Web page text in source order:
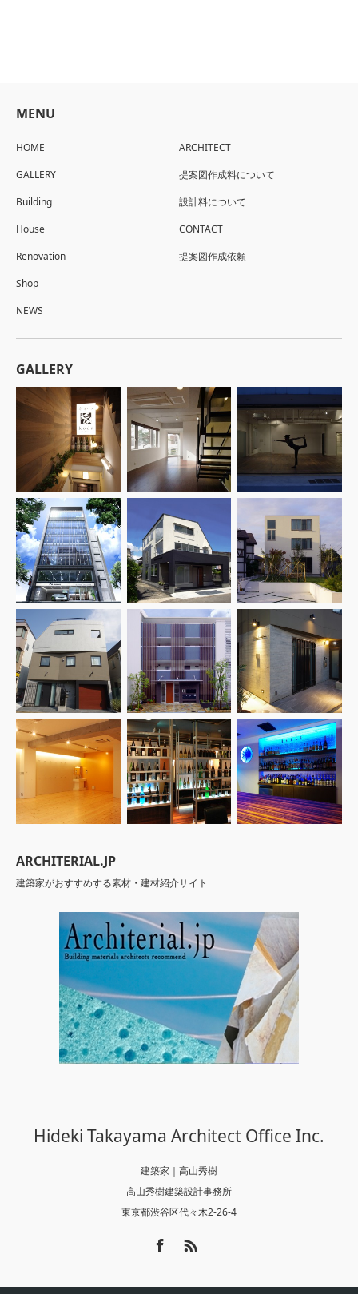
MENU
HOME
GALLERY
Building
House
Renovation
Shop
NEWS
ARCHITECT
提案図作成料について
設計料について
CONTACT
提案図作成依頼
GALLERY
ARCHITERIAL.JP
建築家がおすすめする素材・建材紹介サイト
Hideki Takayama Architect Office Inc.
建築家｜高山秀樹
高山秀樹建築設計事務所
東京都渋谷区代々木2-26-4